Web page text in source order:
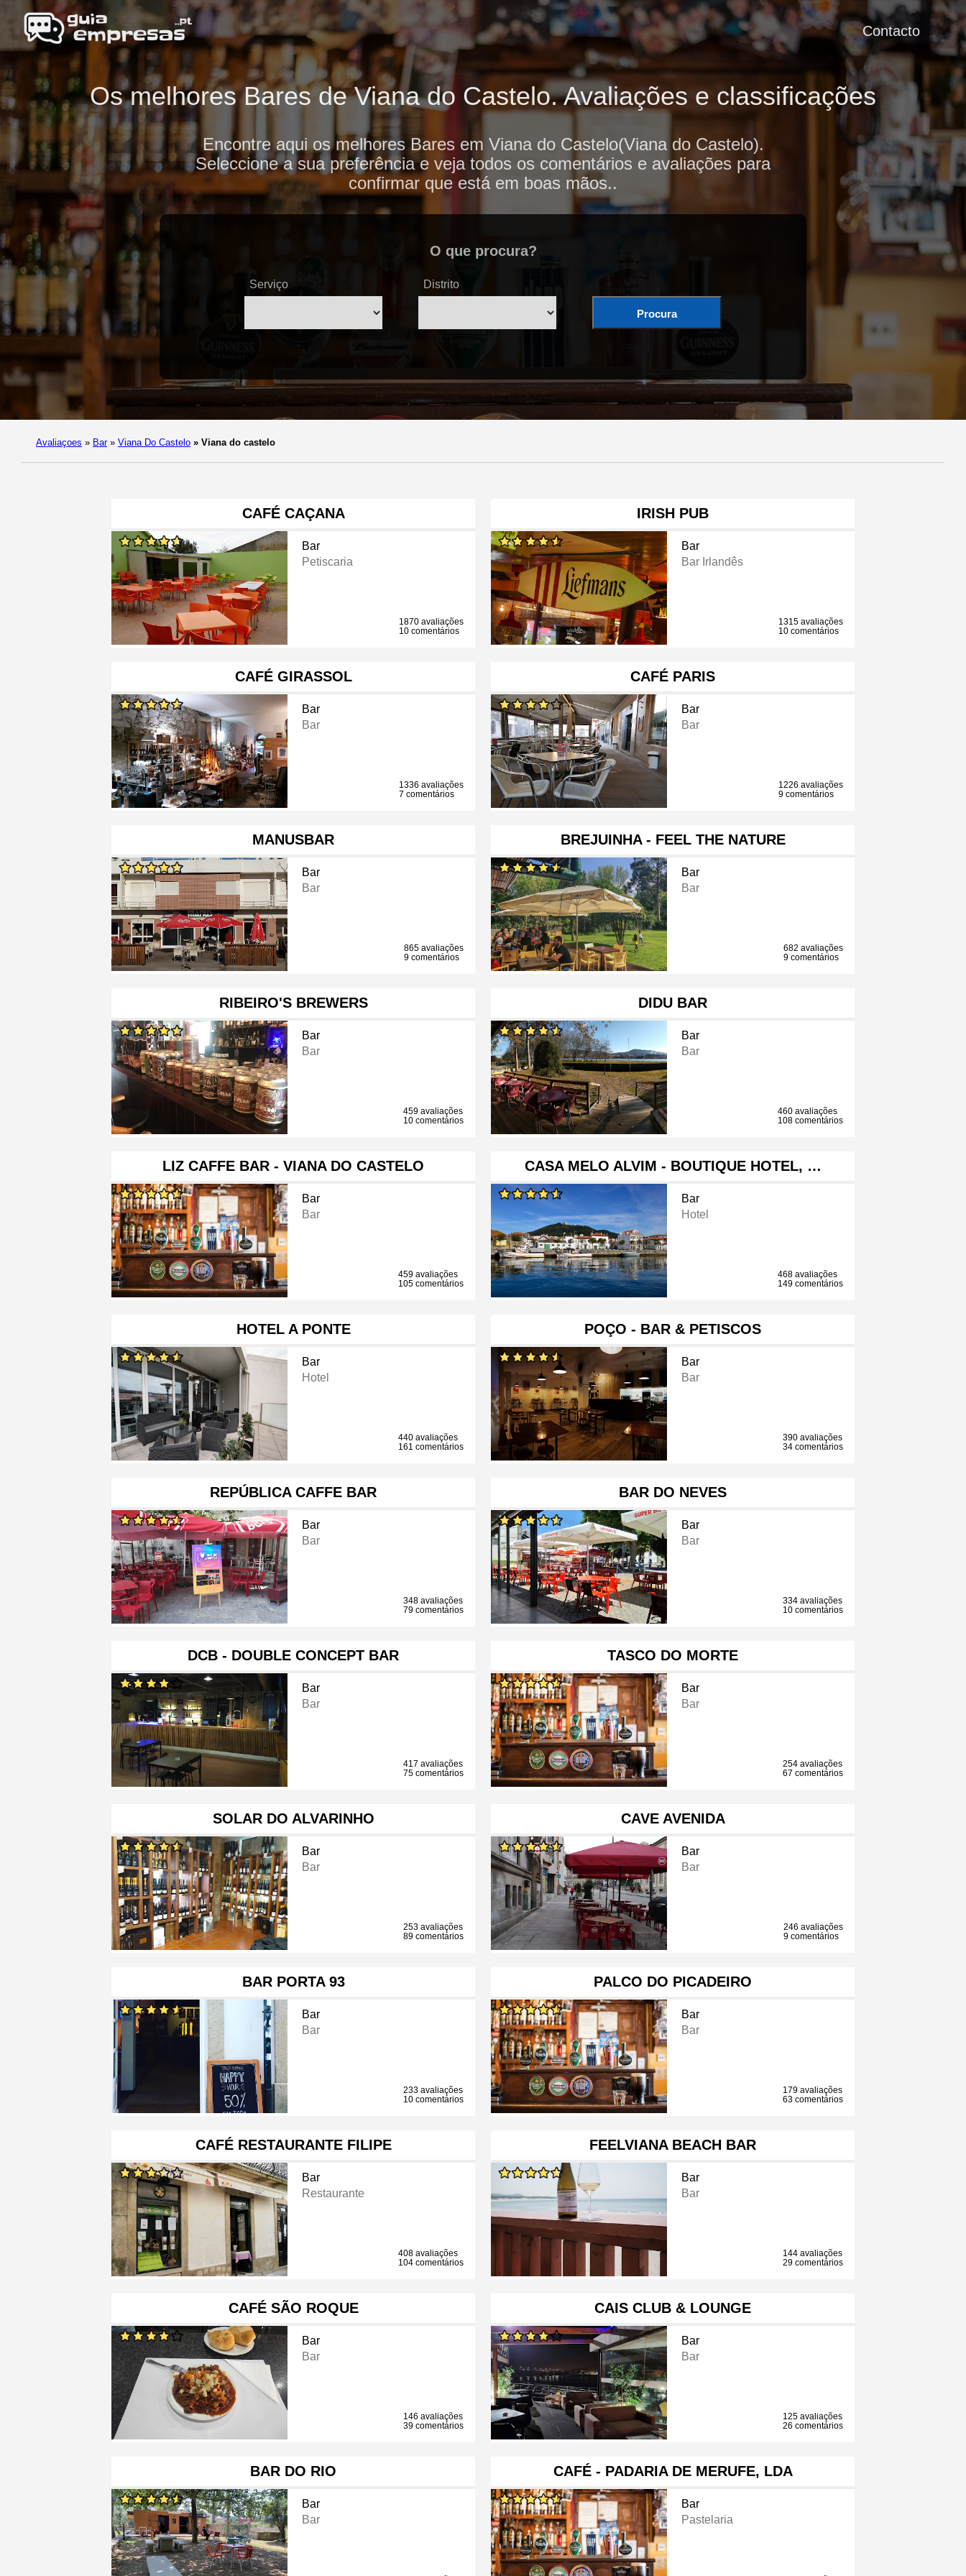
Contacto
Os melhores Bares de Viana do Castelo. Avaliações e classificações
Encontre aqui os melhores Bares em Viana do Castelo(Viana do Castelo).
Seleccione a sua preferência e veja todos os comentários e avaliações para
confirmar que está em boas mãos..
O que procura?
Serviço Distrito
Procura
Avaliaçoes » Bar » Viana Do Castelo » Viana do castelo
CAFÉ CAÇANA
Bar
Petiscaria
1870 avaliações
10 comentários
IRISH PUB
Bar
Bar Irlandês
1315 avaliações
10 comentários
CAFÉ GIRASSOL
Bar
Bar
1336 avaliações
7 comentários
CAFÉ PARIS
Bar
Bar
1226 avaliações
9 comentários
MANUSBAR
Bar
Bar
865 avaliações
9 comentários
BREJUINHA - FEEL THE NATURE
Bar
Bar
682 avaliações
9 comentários
RIBEIRO'S BREWERS
Bar
Bar
459 avaliações
10 comentários
DIDU BAR
Bar
Bar
460 avaliações
108 comentários
LIZ CAFFE BAR - VIANA DO CASTELO
Bar
Bar
459 avaliações
105 comentários
CASA MELO ALVIM - BOUTIQUE HOTEL, …
Bar
Hotel
468 avaliações
149 comentários
HOTEL A PONTE
Bar
Hotel
440 avaliações
161 comentários
POÇO - BAR & PETISCOS
Bar
Bar
390 avaliações
34 comentários
REPÚBLICA CAFFE BAR
Bar
Bar
348 avaliações
79 comentários
BAR DO NEVES
Bar
Bar
334 avaliações
10 comentários
DCB - DOUBLE CONCEPT BAR
Bar
Bar
417 avaliações
75 comentários
TASCO DO MORTE
Bar
Bar
254 avaliações
67 comentários
SOLAR DO ALVARINHO
Bar
Bar
253 avaliações
89 comentários
CAVE AVENIDA
Bar
Bar
246 avaliações
9 comentários
BAR PORTA 93
Bar
Bar
233 avaliações
10 comentários
PALCO DO PICADEIRO
Bar
Bar
179 avaliações
63 comentários
CAFÉ RESTAURANTE FILIPE
Bar
Restaurante
408 avaliações
104 comentários
FEELVIANA BEACH BAR
Bar
Bar
144 avaliações
29 comentários
CAFÉ SÃO ROQUE
Bar
Bar
146 avaliações
39 comentários
CAIS CLUB & LOUNGE
Bar
Bar
125 avaliações
26 comentários
BAR DO RIO
Bar
Bar
CAFÉ - PADARIA DE MERUFE, LDA
Bar
Pastelaria